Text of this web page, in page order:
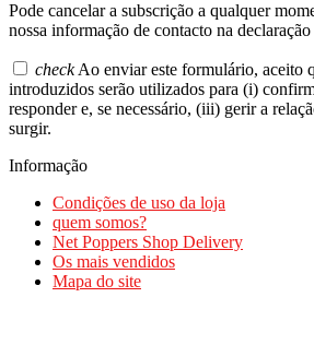
Pode cancelar a subscrição a qualquer
nossa informação de contacto na
checkAo enviar este formulário, aceito
introduzidos serão utilizados para (i)
responder e, se necessário, (iii) gerir a
surgir.
Informação
Condições de uso da loja
quem somos?
Net Poppers Shop Delivery
Os mais vendidos
Mapa do site